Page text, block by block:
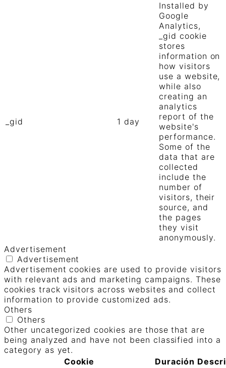
_gid 1 day
Installed by
Google
Analytics,
_gid cookie
stores
information on
how visitors
use a website,
while also
creating an
analytics
report of the
website's
performance.
Some of the
data that are
collected
include the
number of
visitors, their
source, and
the pages
they visit
anonymously.
Advertisement
Advertisement
Advertisement cookies are used to provide visitors
with relevant ads and marketing campaigns. These
cookies track visitors across websites and collect
information to provide customized ads.
Others
Others
Other uncategorized cookies are those that are
being analyzed and have not been classified into a
category as yet.
Cookie
Duración